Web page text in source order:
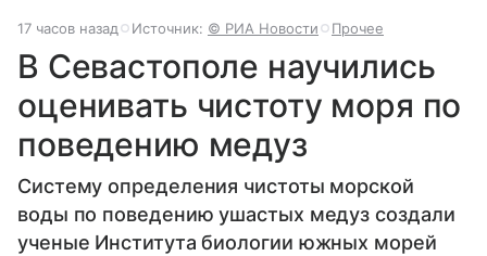
17 часов назад Источник: © РИА Новости Прочее
В Севастополе научились
оценивать чистоту моря по
поведению медуз
Систему определения чистоты морской
воды по поведению ушастых медуз создали
ученые Института биологии южных морей